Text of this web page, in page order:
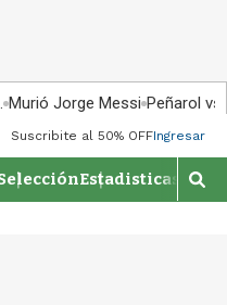
Murió Jorge Messi Peñarol
Suscribite al 50% OFFIngresar
Estadisticas
M
o